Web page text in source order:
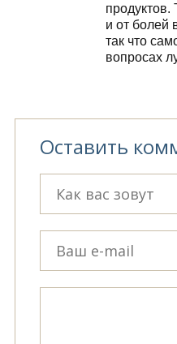
продуктов.
и от болей
так что
вопросах
Оставить